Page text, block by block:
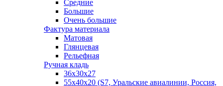
Средние
Большие
Очень большие
Фактура материала
Матовая
Глянцевая
Рельефная
Ручная кладь
36х30x27
55х40х20 (S7, Уральские авиалинии, Россия,